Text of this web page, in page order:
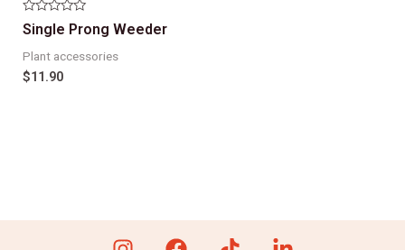
Note
0
5
Single Prong Weeder
Plant accessories
$11.90